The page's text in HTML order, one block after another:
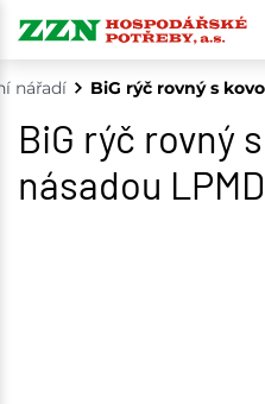
nářadí BiG rýč rovný s
BiG rýč rovný
násadou